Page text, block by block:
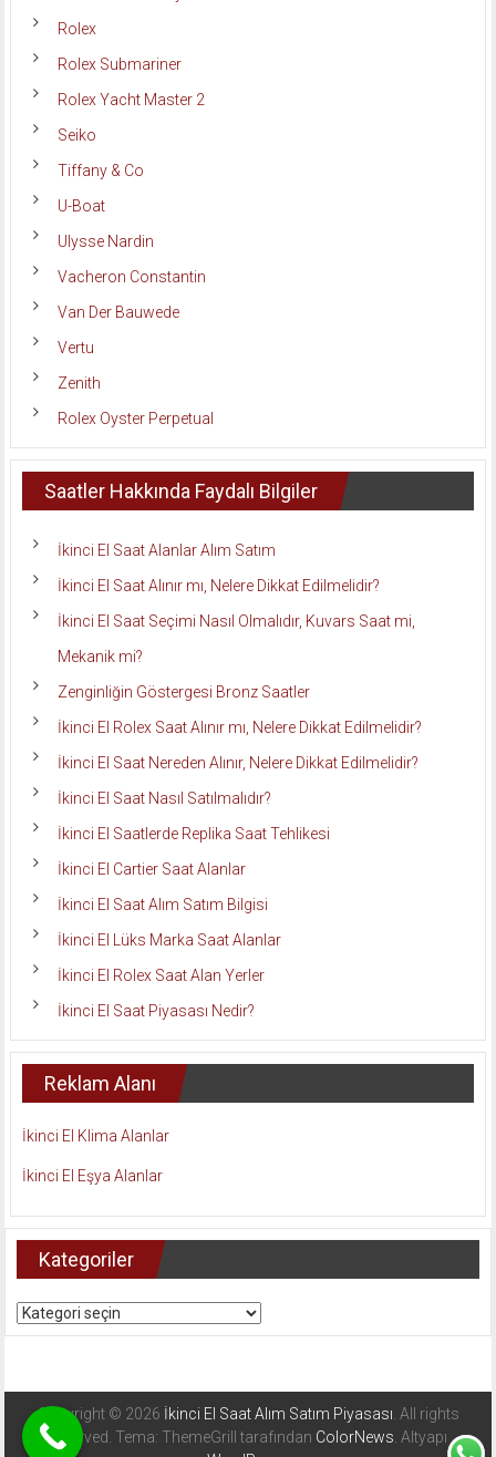
Rolex
Rolex Submariner
Rolex Yacht Master 2
Seiko
Tiffany & Co
U-Boat
Ulysse Nardin
Vacheron Constantin
Van Der Bauwede
Vertu
Zenith
Rolex Oyster Perpetual
Saatler Hakkında Faydalı Bilgiler
İkinci El Saat Alanlar Alım Satım
İkinci El Saat Alınır mı, Nelere Dikkat Edilmelidir?
İkinci El Saat Seçimi Nasıl Olmalıdır, Kuvars Saat mi,
Mekanik mi?
Zenginliğin Göstergesi Bronz Saatler
İkinci El Rolex Saat Alınır mı, Nelere Dikkat Edilmelidir?
İkinci El Saat Nereden Alınır, Nelere Dikkat Edilmelidir?
İkinci El Saat Nasıl Satılmalıdır?
İkinci El Saatlerde Replika Saat Tehlikesi
İkinci El Cartier Saat Alanlar
İkinci El Saat Alım Satım Bilgisi
İkinci El Lüks Marka Saat Alanlar
İkinci El Rolex Saat Alan Yerler
İkinci El Saat Piyasası Nedir?
Reklam Alanı
İkinci El Klima Alanlar
İkinci El Eşya Alanlar
Kategoriler
Kategoriler
Copyright © 2026 İkinci El Saat Alım Satım Piyasası. All rights
reserved. Tema: ThemeGrill tarafından ColorNews. Altyapı